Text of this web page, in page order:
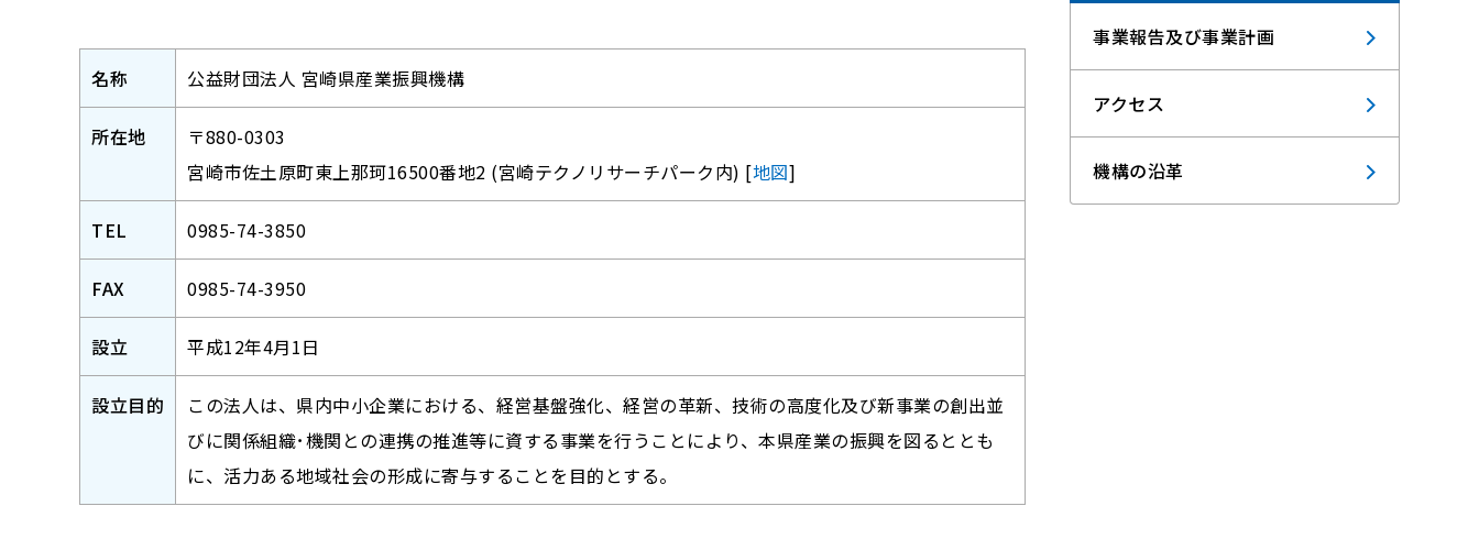
名称 公益財団法人 宮崎県産業振興機構
所在地
〒880-0303
宮崎市佐土原町東上那珂16500番地2 (宮崎テクノリサーチパーク内) [地図]
TEL 0985-74-3850
FAX 0985-74-3950
設立 平成12年4月1日
設立目的
この法人は、県内中小企業における、経営基盤強化、経営の革新、技術の高度化及び新事業の創出並
びに関係組織･機関との連携の推進等に資する事業を行うことにより、本県産業の振興を図るととも
に、活力ある地域社会の形成に寄与することを目的とする。
事業報告及び事業計画
アクセス
機構の沿革